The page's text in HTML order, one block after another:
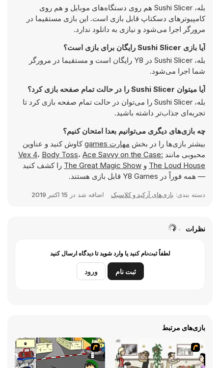
بله، Sushi Slicer هم روی دستگاه‌های موبایل و هم روی
کامپیوترهای دسکتاپ قابل بازی است. این بازی مستقیما در
مرورگر اجرا می‌شود و نیازی به دانلود ندارد.
آیا بازی Sushi Slicer رایگان برای بازی است؟
بله، Sushi Slicer در Y8 رایگان است و مستقیما در مرورگر
شما اجرا می‌شود.
آیا میتوان Sushi Slicer را در حالت تمام صفحه بازی کرد؟
بله، Sushi Slicer را می‌توان در حالت تمام صفحه بازی کرد تا
تجربه‌ای جذاب‌تر داشته باشید.
چه بازی‌های دیگری می‌توانیم بعدا امتحان کنیم؟
بیشتر بازی‌ها را در بخش مهارت games
کاوش کنید و عناوین
محبوبی مانند
Vex 4، Body Toss، Ace Savvy on the Case:
The Loud House و The Great Magic Show را کشف کنید
— همه فوراً در Y8 Games قابل بازی هستند.
دسته بندی: بازی‌های آرکید و کلاسیک اضافه شد در 15 اکتبر 2019
نظرات
لطفاً ثبت‌نام کنید یا وارد شوید تا دیدگاه ارسال کنید
ثبت نام ورود
بازی‌های مرتبط